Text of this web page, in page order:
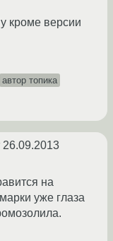
кроме версии
автор топика
26.09.2013
на
уже глаза